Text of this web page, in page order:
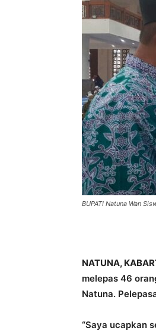
BUPATI Natuna Wan
NATUNA,
melepas 46
Natuna.
“Saya ucapkan